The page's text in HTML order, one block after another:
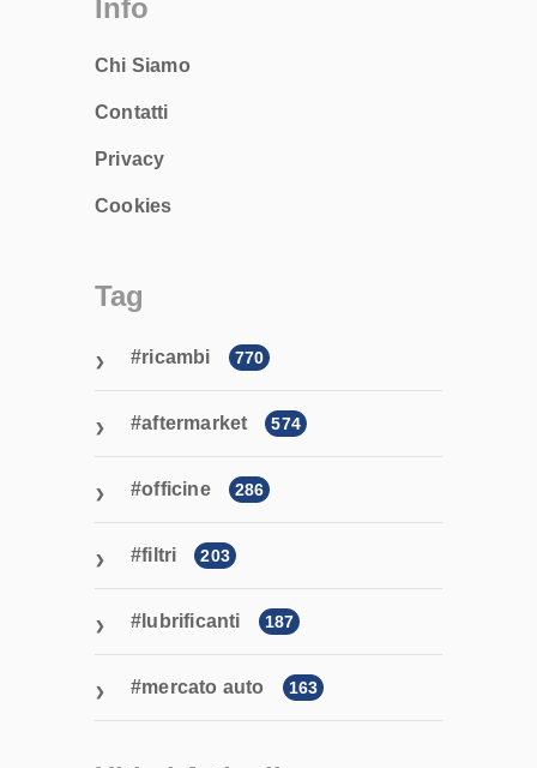
Info
Chi Siamo
Contatti
Privacy
Cookies
Tag
ricambi 770
aftermarket 574
officine 286
filtri 203
lubrificanti 187
mercato auto 163